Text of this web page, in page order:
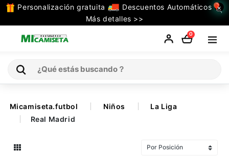
Personalización gratuita
Descuentos Automáticos
Más detalles >>
×
0
TODAS
LAS
CATEGORIAS
Retro
Micamiseta.futbol Niños
La Liga
Real Madrid